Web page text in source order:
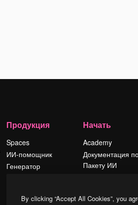
Продукция
Spaces
ИИ-помощник
Генератор
Начать
Academy
Документация
Пакету ИИ
Условия и
By clicking “Accept All Cookies”, you